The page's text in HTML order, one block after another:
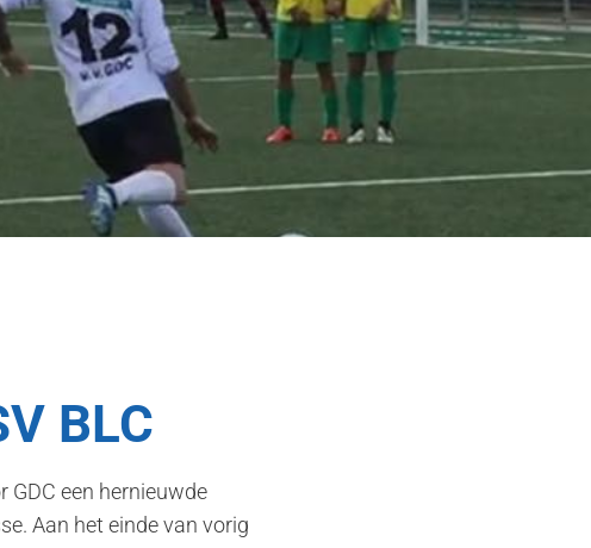
BLC
GDC een hernieuwde
Aan het einde van vorig